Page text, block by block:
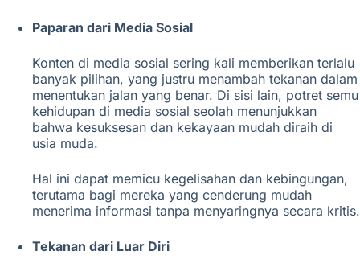
Paparan dari Media Sosial
Konten di media sosial sering kali memberikan terlalu
banyak pilihan, yang justru menambah tekanan dalam
menentukan jalan yang benar. Di sisi lain, potret semu
kehidupan di media sosial seolah menunjukkan
bahwa kesuksesan dan kekayaan mudah diraih di
usia muda.
Hal ini dapat memicu kegelisahan dan kebingungan,
terutama bagi mereka yang cenderung mudah
menerima informasi tanpa menyaringnya secara kritis.
Tekanan dari Luar Diri